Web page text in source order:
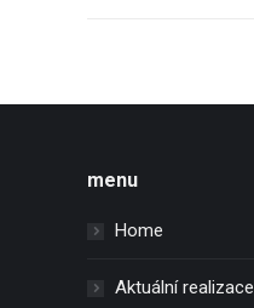
menu
Home
Aktuální realizace